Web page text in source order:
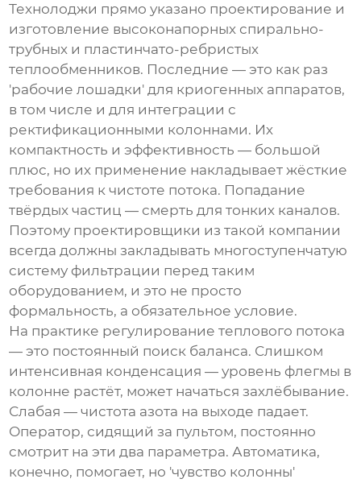
Технолоджи прямо указано проектирование и
изготовление высоконапорных спирально-
трубных и пластинчато-ребристых
теплообменников. Последние — это как раз
'рабочие лошадки' для криогенных аппаратов,
в том числе и для интеграции с
ректификационными колоннами. Их
компактность и эффективность — большой
плюс, но их применение накладывает жёсткие
требования к чистоте потока. Попадание
твёрдых частиц — смерть для тонких каналов.
Поэтому проектировщики из такой компании
всегда должны закладывать многоступенчатую
систему фильтрации перед таким
оборудованием, и это не просто
формальность, а обязательное условие.
На практике регулирование теплового потока
— это постоянный поиск баланса. Слишком
интенсивная конденсация — уровень флегмы в
колонне растёт, может начаться захлёбывание.
Слабая — чистота азота на выходе падает.
Оператор, сидящий за пультом, постоянно
смотрит на эти два параметра. Автоматика,
конечно, помогает, но 'чувство колонны'